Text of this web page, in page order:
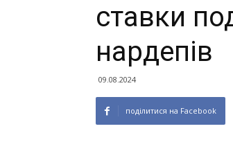
ставки
нардепів
09.08.2024
поділитися на Facebook